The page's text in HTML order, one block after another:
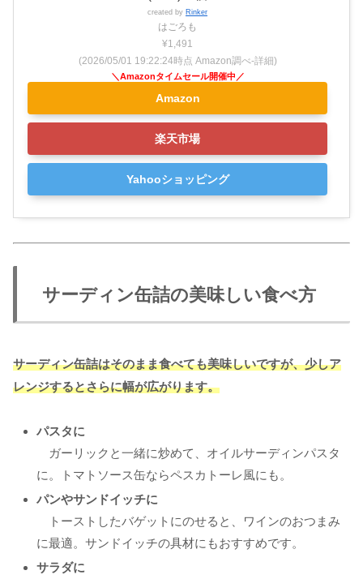
created by Rinker
はごろも
¥1,491
(2026/05/01 19:22:24時点 Amazon調べ-詳細)
Amazon
楽天市場
Yahooショッピング
サーディン缶詰の美味しい食べ方
サーディン缶詰はそのまま食べても美味しいですが、少しア
レンジするとさらに幅が広がります。
パスタに
ガーリックと一緒に炒めて、オイルサーディンパスタ
に。トマトソース缶ならペスカトーレ風にも。
パンやサンドイッチに
トーストしたバゲットにのせると、ワインのおつまみ
に最適。サンドイッチの具材にもおすすめです。
サラダに